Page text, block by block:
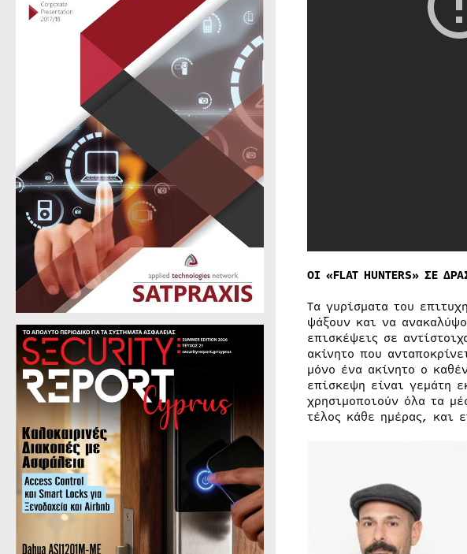
OI «FLAT HUNTERS» ΣΕ
Τα γυρίσματα του
ψάξουν και να
επισκέψεις σε
ακίνητο που
μόνο ένα ακίνητο ο
επίσκεψη είναι γεμάτη
χρησιμοποιούν όλα τα
τέλος κάθε ημέρας, και